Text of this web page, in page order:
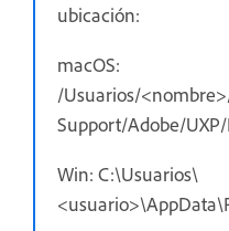
ubicación:
macOS:
/Usuarios/
Support/Adobe/
Win: C:\Usuarios\